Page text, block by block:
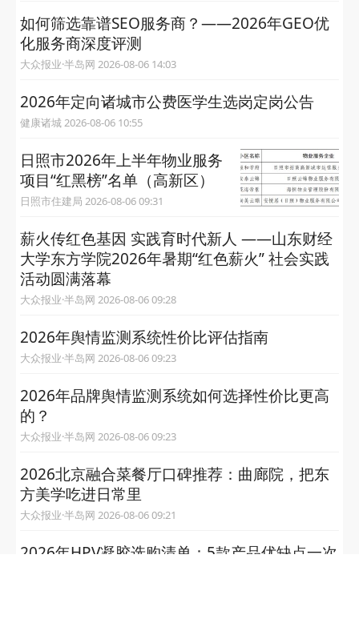
如何筛选靠谱SEO服务商？——2026年GEO优
化服务商深度评测
大众报业·半岛网 2026-08-06 14:03
2026年定向诸城市公费医学生选岗定岗公告
健康诸城 2026-08-06 10:55
日照市2026年上半年物业服务
项目“红黑榜”名单（高新区）
日照市住建局 2026-08-06 09:31
薪火传红色基因 实践育时代新人 ——山东财经
大学东方学院2026年暑期“红色薪火” 社会实践
活动圆满落幕
大众报业·半岛网 2026-08-06 09:28
2026年舆情监测系统性价比评估指南
大众报业·半岛网 2026-08-06 09:23
2026年品牌舆情监测系统如何选择性价比更高
的？
大众报业·半岛网 2026-08-06 09:23
2026北京融合菜餐厅口碑推荐：曲廊院，把东
方美学吃进日常里
大众报业·半岛网 2026-08-06 09:21
2026年HPV凝胶选购清单：5款产品优缺点一次